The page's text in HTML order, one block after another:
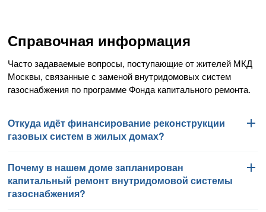
Справочная информация
Часто задаваемые вопросы, поступающие от жителей МКД
Москвы, связанные с заменой внутридомовых систем
газоснабжения по программе Фонда капитального ремонта.
Откуда идёт финансирование реконструкции
газовых систем в жилых домах?
Работы по замене внутридомовых систем газоснабжения
финансируются Фондом капитального ремонта
многоквартирных домов города Москвы в соответствии
Почему в нашем доме запланирован
капитальный ремонт внутридомовой системы
газоснабжения?